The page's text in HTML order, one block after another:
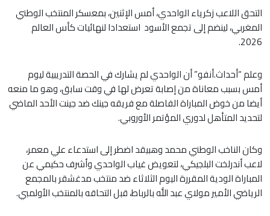
التحق اللاعب زكرياء الواحدي، أمس الإثنين، بمعسكر المنتخب الوطني
المغربي، لينضم إلى تجمع الأسود استعدادا لنهائيات كأس العالم
2026.
وعلم “أحداث.أنفو” أن الواحدي لم يشارك في الحصة التدريبية ليوم
أمس بسبب معاناة من إصابة تعرض لها في وقت سابق، وهو ما منعه
أيضا من خوض المباراة الفاصلة مع فريقه جينك ضد جينت الأحد الماضي
لتحديد المتأهل لدوري المؤتمر الأوروبي.
​وكان الناخب الوطني محمد وهبيقد اضطر إلى استدعاء علي معمر،
لاعب أندرلخت البلجيكي، لتعويض غياب الواحدي وأشرف حكيمي عن
المباراة الودية المقررة اليوم الثلاثاء ضد منتخب مدغشقر بالمجمع
الرياضي الأمير مولاي عبد الله بالرباط، قبل التحاقه بالمنتخب الأولمبي.